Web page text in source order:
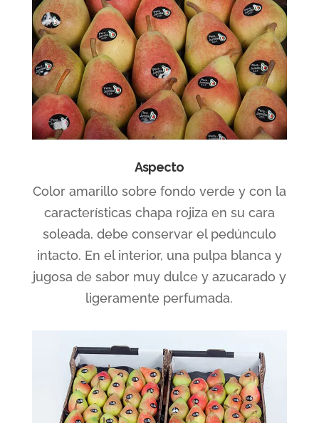
Aspecto
Color amarillo sobre fondo verde y con la
características chapa rojiza en su cara
soleada, debe conservar el pedúnculo
intacto. En el interior, una pulpa blanca y
jugosa de sabor muy dulce y azucarado y
ligeramente perfumada.